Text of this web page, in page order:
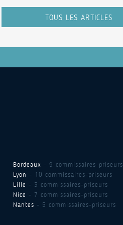
TOUS LES ARTICLES
Bordeaux - 9 commissaires-priseurs
Lyon - 10 commissaires-priseurs
Lille - 3 commissaires-priseurs
Nice - 7 commissaires-priseurs
Nantes - 5 commissaires-priseurs